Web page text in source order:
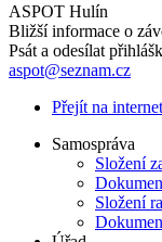
ASPOT Hulín
Bližší informace o
Psát a odesílat
aspot@seznam.cz
Přejít na
Samospráva
Složení
Složení